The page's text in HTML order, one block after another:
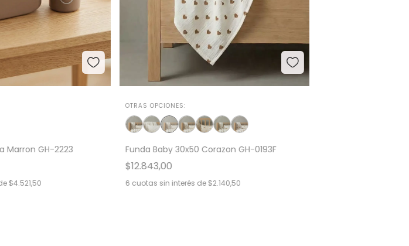
Marron GH-2223
$4.521,50
OTRAS OPCIONES:
Funda Baby 30x50 Corazon GH-0193F
$12.843,00
6 cuotas sin interés de$2.140,50